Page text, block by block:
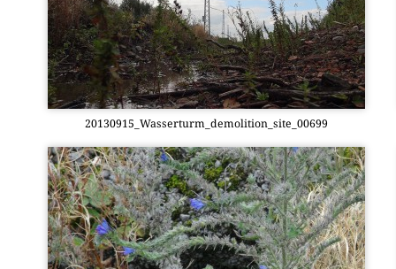
20130915_Wasserturm_demolition_site_00699